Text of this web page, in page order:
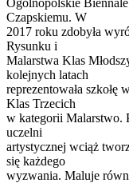
Czapskiemu. W
2017 roku zdobyła
Rysunku i
Malarstwa Klas
kolejnych latach
reprezentowała
Klas Trzecich
w kategorii Malarstwo.
uczelni
artystycznej wciąż
się każdego
wyzwania. Maluje